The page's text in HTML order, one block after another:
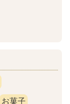
お菓子